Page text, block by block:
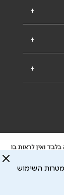
+
+
+
ואין לראות בו
זה ולכל נזק
חלק ממנו עשוי
השימוש